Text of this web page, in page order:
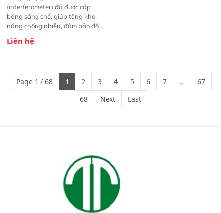
(interferometer) đã được cấp
bằng sáng chế, giúp tăng khả
năng chống nhiễu, đảm bảo độ
Phạm vi ứng dụng rộng: Đáp ứng
ngành công nghiệp khác nhau. 
Độ nhạy cao: Trang bị đầu dò
InGaAs độ nhạy cao, cung cấp
phản hồi phổ tuyến tính đầy đủ,
đảm bảo độ chính xác và khả
Liên hệ
Page 1 / 68 1 2 3 4 5 6 7 ...
67
68
Next Last